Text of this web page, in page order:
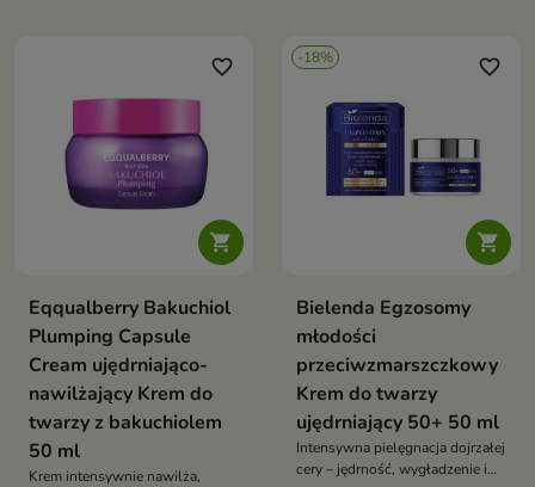
bursztynowemu i PDRN

favorite_border
Eqqualberry Bakuchiol
Plumping Capsule
Cream ujędrniająco-
nawilżający Krem do
twarzy z bakuchiolem
50 ml
Krem intensywnie nawilża,
-18%

favorite_border
Bielenda Egzosomy
młodości
przeciwzmarszczkowy
Krem do twarzy
ujędrniający 50+ 50 ml
Intensywna pielęgnacja dojrzałej
cery – jędrność, wygładzenie i